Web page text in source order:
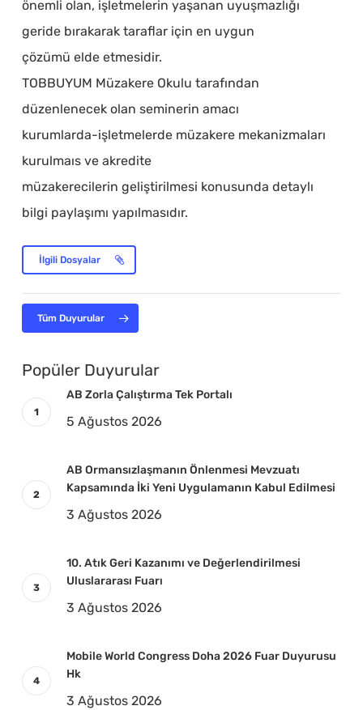
önemli olan, işletmelerin yaşanan uyuşmazlığı
geride bırakarak taraflar için en uygun
çözümü elde etmesidir.
TOBBUYUM Müzakere Okulu tarafından
düzenlenecek olan seminerin amacı
kurumlarda-işletmelerde müzakere mekanizmaları
kurulmaıs ve akredite
müzakerecilerin geliştirilmesi konusunda detaylı
bilgi paylaşımı yapılmasıdır.
İlgili Dosyalar
Tüm Duyurular
Popüler Duyurular
AB Zorla Çalıştırma Tek Portalı
5 Ağustos 2026
AB Ormansızlaşmanın Önlenmesi Mevzuatı
Kapsamında İki Yeni Uygulamanın Kabul Edilmesi
3 Ağustos 2026
10. Atık Geri Kazanımı ve Değerlendirilmesi
Uluslararası Fuarı
3 Ağustos 2026
Mobile World Congress Doha 2026 Fuar Duyurusu
Hk
3 Ağustos 2026